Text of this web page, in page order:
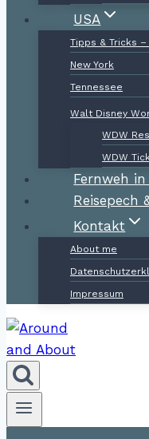
USA
Tipps & Tricks –
New York
Tennessee
Walt Disney
WDW
WDW
Fernweh in
Reisepech
Kontakt
About me
Impressum